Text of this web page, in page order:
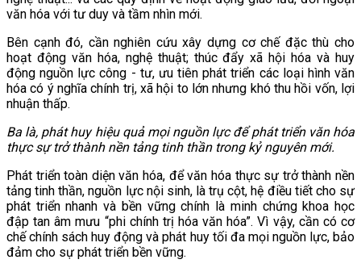
văn hóa với tư duy và tầm nhìn mới.
Bên cạnh đó, cần nghiên cứu xây dựng cơ chế đặc thù cho
hoạt động văn hóa, nghệ thuật; thúc đẩy xã hội hóa và huy
động nguồn lực công - tư, ưu tiên phát triển các loại hình văn
hóa có ý nghĩa chính trị, xã hội to lớn nhưng khó thu hồi vốn, lợi
nhuận thấp.
Ba là, phát huy hiệu quả mọi nguồn lực để phát triển văn hóa
thực sự trở thành nền tảng tinh thần trong kỷ nguyên mới.
Phát triển toàn diện văn hóa, để văn hóa thực sự trở thành nền
tảng tinh thần, nguồn lực nội sinh, là trụ cột, hệ điều tiết cho sự
phát triển nhanh và bền vững chính là minh chứng khoa học
đập tan âm mưu “phi chính trị hóa văn hóa”. Vì vậy, cần có cơ
chế chính sách huy động và phát huy tối đa mọi nguồn lực, bảo
đảm cho sự phát triển bền vững.